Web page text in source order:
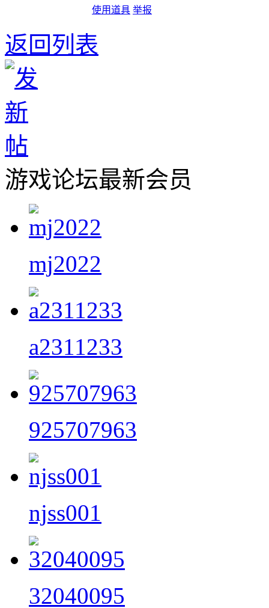
使用道具 举报
返回列表
游戏论坛最新会员
mj2022
a2311233
925707963
njss001
32040095